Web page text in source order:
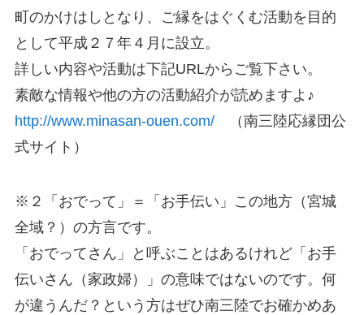
町のかけはしとなり、ご縁をはぐくむ活動を目的
として平成２７年４月に設立。
詳しい内容や活動は下記URLからご覧下さい。
素敵な情報や他の方の活動紹介が読めますよ♪
http://www.minasan-ouen.com/（南三陸応縁団公
式サイト）
※２「おでって」＝「お手伝い」この地方（宮城
全域？）の方言です。
「おでってさん」と呼ぶことはあるけれど「お手
伝いさん（家政婦）」の意味ではないのです。何
が違うんだ？という方はぜひ南三陸でお確かめあ